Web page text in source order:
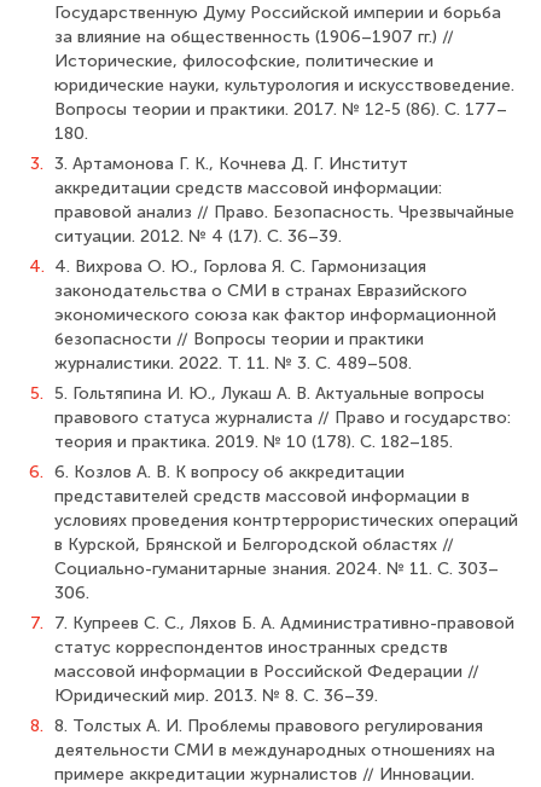
Государственную Думу Российской империи и борьба
за влияние на общественность (1906–1907 гг.) //
Исторические, философские, политические и
юридические науки, культурология и искусствоведение.
Вопросы теории и практики. 2017. № 12-5 (86). С. 177–
180.
3. 3. Артамонова Г. К., Кочнева Д. Г. Институт
аккредитации средств массовой информации:
правовой анализ // Право. Безопасность. Чрезвычайные
ситуации. 2012. № 4 (17). С. 36–39.
4. 4. Вихрова О. Ю., Горлова Я. С. Гармонизация
законодательства о СМИ в странах Евразийского
экономического союза как фактор информационной
безопасности // Вопросы теории и практики
журналистики. 2022. Т. 11. № 3. С. 489–508.
5. 5. Гольтяпина И. Ю., Лукаш А. В. Актуальные вопросы
правового статуса журналиста // Право и государство:
теория и практика. 2019. № 10 (178). С. 182–185.
6. 6. Козлов А. В. К вопросу об аккредитации
представителей средств массовой информации в
условиях проведения контртеррористических операций
в Курской, Брянской и Белгородской областях //
Социально-гуманитарные знания. 2024. № 11. С. 303–
306.
7.
7. Купреев С. С., Ляхов Б. А. Административно-правовой
статус корреспондентов иностранных средств
массовой информации в Российской Федерации //
Юридический мир. 2013. № 8. С. 36–39.
8. 8. Толстых А. И. Проблемы правового регулирования
деятельности СМИ в международных отношениях на
примере аккредитации журналистов // Инновации.